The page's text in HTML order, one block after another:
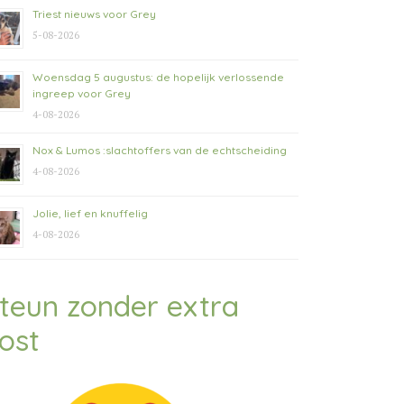
Triest nieuws voor Grey
5-08-2026
Woensdag 5 augustus: de hopelijk verlossende
ingreep voor Grey
4-08-2026
Nox & Lumos :slachtoffers van de echtscheiding
4-08-2026
Jolie, lief en knuffelig
4-08-2026
zonder extra